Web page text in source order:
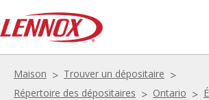
Maison
Trouver un dépositaire
Répertoire des dépositaires
Ontario